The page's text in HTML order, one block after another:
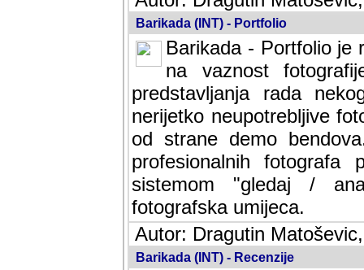
Barikada (INT) - Portfolio
Barikada - Portfolio je
na vaznost
predstavljanja rada
nerijetko neupotrebljive
od strane demo
profesionalnih fotografa
sistemom "gledaj /
fotografska umijeca.
Autor: Dragutin
Barikada (INT) - Recenzije